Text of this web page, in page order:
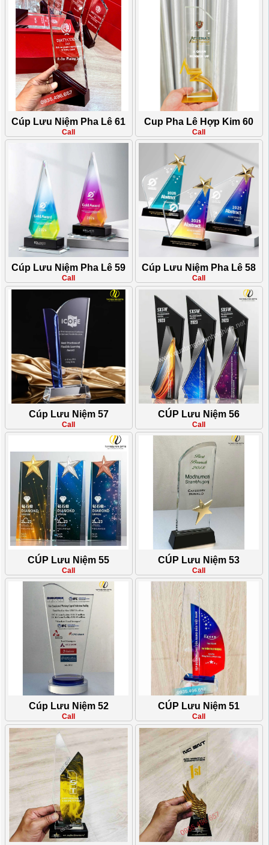
Cúp Lưu Niệm Pha Lê 61
Call
Cup Pha Lê Hợp Kim 60
Call
Cúp Lưu Niệm Pha Lê 59
Call
Cúp Lưu Niệm Pha Lê 58
Call
Cúp Lưu Niệm 57
Call
CÚP Lưu Niệm 56
Call
CÚP Lưu Niệm 55
Call
CÚP Lưu Niệm 53
Call
Cúp Lưu Niệm 52
Call
CÚP Lưu Niệm 51
Call